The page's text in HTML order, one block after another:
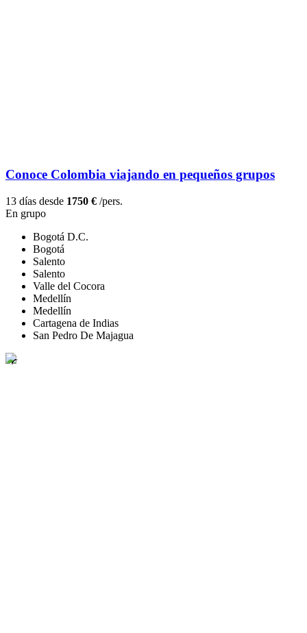
Conoce Colombia viajando en pequeños grupos
13 días desde 1750 € /pers.
En grupo
Bogotá D.C.
Bogotá
Salento
Salento
Valle del Cocora
Medellín
Medellín
Cartagena de Indias
San Pedro De Majagua